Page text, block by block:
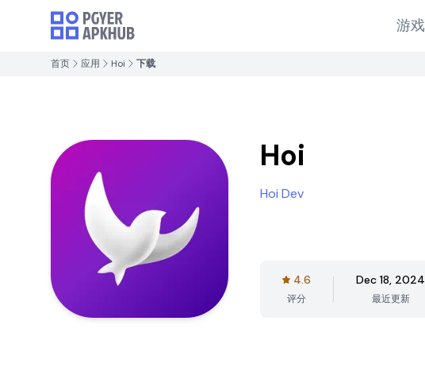
游戏
首页 应用 Hoi 下载
Hoi
Hoi Dev
4.6
评分
Dec 18, 2024
最近更新